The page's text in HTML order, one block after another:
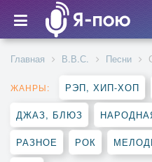
Главная В.В.С. Песни
ЖАНРЫ: РЭП, ХИП-ХОП
ДЖАЗ, БЛЮЗ
РАЗНОЕ РОК